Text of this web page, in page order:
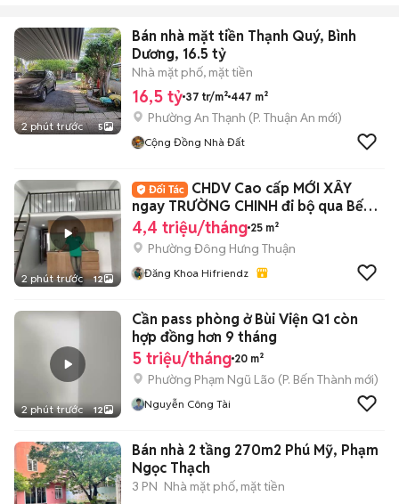
2 phút trước 5
Bán nhà mặt tiền Thạnh Quý, Bình
Dương, 16.5 tỷ
Nhà mặt phố, mặt tiền
16,5 tỷ 37 tr/m² 447 m²
Phường An Thạnh (P. Thuận An mới)
Cộng Đồng Nhà Đất
2 phút trước 12
CHDV Cao cấp MỚI XÂY
ngay TRƯỜNG CHINH đi bộ qua Bến
Xe An Sương
4,4 triệu/tháng 25 m²
Phường Đông Hưng Thuận
Đăng Khoa Hifriendz
2 phút trước 12
Cần pass phòng ở Bùi Viện Q1 còn
hợp đồng hơn 9 tháng
5 triệu/tháng 20 m²
Phường Phạm Ngũ Lão (P. Bến Thành mới)
Nguyễn Công Tài
Bán nhà 2 tầng 270m2 Phú Mỹ, Phạm
Ngọc Thạch
3 PN Nhà mặt phố, mặt tiền